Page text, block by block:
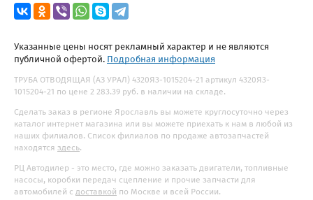
Указанные цены носят рекламный характер и не являются
публичной офертой. Подробная информация
ТРУБА ОТВОДЯЩАЯ (АЗ УРАЛ) 4320Я3-1015204-21 артикул 4320Я3-
1015204-21 по цене 2 283.39 руб. в наличии на складе.
Сделать заказ в регионе Ярославль вы можете круглосуточно через
каталог интернет магазина или вы можете приехать к нам в любой из
наших филиалов. Список филиалов по продаже автозапчастей
находятся здесь.
РЦ Автодилер - это место, где можно заказать двигатели, топливные
насосы, коробки передач сцепление и прочие запчасти для
автомобилей с доставкой по Москве и всей России.